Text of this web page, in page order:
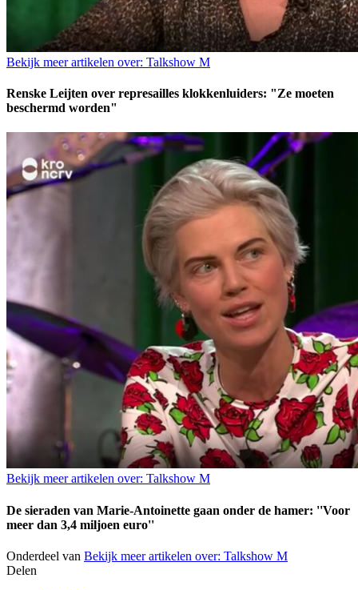
Bekijk meer artikelen over: Talkshow M
Renske Leijten over represailles klokkenluiders: "Ze moeten
beschermd worden"
Bekijk meer artikelen over: Talkshow M
De sieraden van Marie-Antoinette gaan onder de hamer: ''Voor
meer dan 3,4 miljoen euro''
Onderdeel van Bekijk meer artikelen over: Talkshow M
Delen